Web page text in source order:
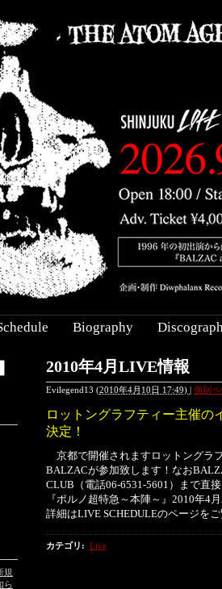
Biography
2010年4月LIVE情報
Evilegend13 (2010年4月10日 17:49) | 個別ペ
ロットングラフティー主催の
決定！
京都で開催されますロットングラ
BALZACが参加致します！なお
CLUB（電話06-6531-5601）まで直
『ポルノ超特急～本陣～』2010年4
詳細はLIVE SCHEDULEのページを
カテゴリ : Live
規
ら